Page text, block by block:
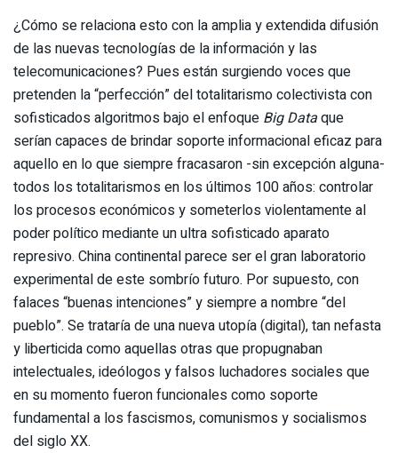
¿Cómo se relaciona esto con la amplia y extendida difusión
de las nuevas tecnologías de la información y las
telecomunicaciones? Pues están surgiendo voces que
pretenden la “perfección” del totalitarismo colectivista con
sofisticados algoritmos bajo el enfoque Big Dataque
serían capaces de brindar soporte informacional eficaz para
aquello en lo que siempre fracasaron -sin excepción alguna-
todos los totalitarismos en los últimos 100 años: controlar
los procesos económicos y someterlos violentamente al
poder político mediante un ultra sofisticado aparato
represivo. China continental parece ser el gran laboratorio
experimental de este sombrío futuro. Por supuesto, con
falaces “buenas intenciones” y siempre a nombre “del
pueblo”. Se trataría de una nueva utopía (digital), tan nefasta
y liberticida como aquellas otras que propugnaban
intelectuales, ideólogos y falsos luchadores sociales que
en su momento fueron funcionales como soporte
fundamental a los fascismos, comunismos y socialismos
del siglo XX.